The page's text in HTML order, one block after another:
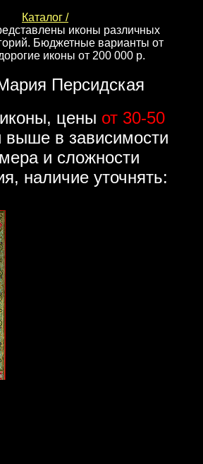
Каталог /
иконы различных
Бюджетные варианты от
иконы от 200 000 р.
Персидская
цены от 30-50
выше в зависимости
и сложности
наличие уточнять: